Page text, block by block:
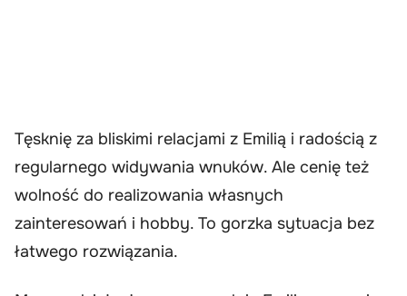
Tęsknię za bliskimi relacjami z Emilią i radością z
regularnego widywania wnuków. Ale cenię też
wolność do realizowania własnych
zainteresowań i hobby. To gorzka sytuacja bez
łatwego rozwiązania.